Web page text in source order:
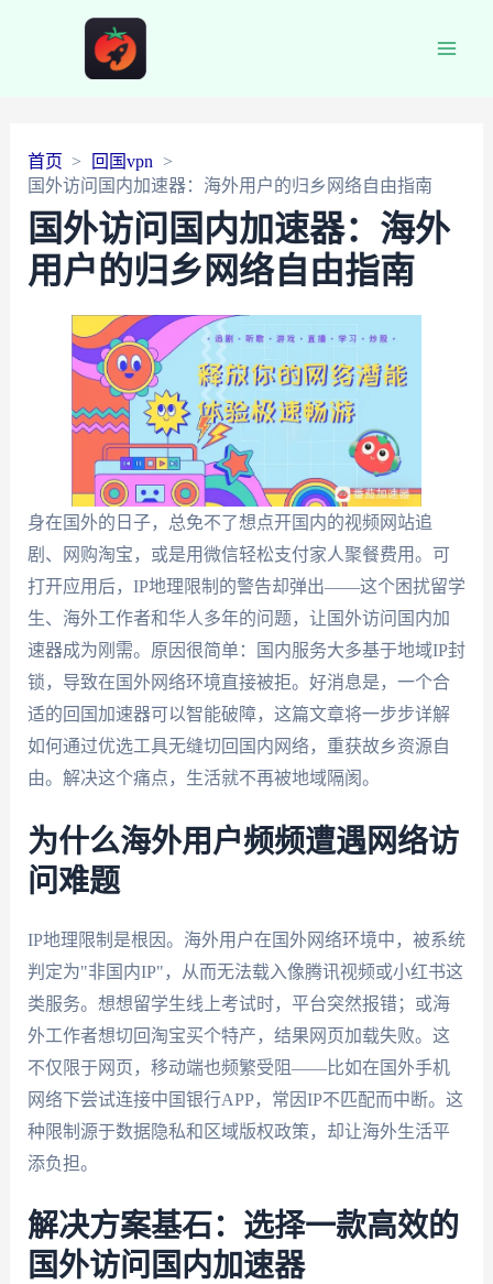
首页
回国vpn
国外访问国内加速器：海外用户的归乡网络自由指南
国外访问国内加速器：海外
用户的归乡网络自由指南
身在国外的日子，总免不了想点开国内的视频网站追
剧、网购淘宝，或是用微信轻松支付家人聚餐费用。可
打开应用后，IP地理限制的警告却弹出——这个困扰留学
生、海外工作者和华人多年的问题，让国外访问国内加
速器成为刚需。原因很简单：国内服务大多基于地域IP封
锁，导致在国外网络环境直接被拒。好消息是，一个合
适的回国加速器可以智能破障，这篇文章将一步步详解
如何通过优选工具无缝切回国内网络，重获故乡资源自
由。解决这个痛点，生活就不再被地域隔阂。
为什么海外用户频频遭遇网络访
问难题
IP地理限制是根因。海外用户在国外网络环境中，被系统
判定为"非国内IP"，从而无法载入像腾讯视频或小红书这
类服务。想想留学生线上考试时，平台突然报错；或海
外工作者想切回淘宝买个特产，结果网页加载失败。这
不仅限于网页，移动端也频繁受阻——比如在国外手机
网络下尝试连接中国银行APP，常因IP不匹配而中断。这
种限制源于数据隐私和区域版权政策，却让海外生活平
添负担。
解决方案基石：选择一款高效的
国外访问国内加速器